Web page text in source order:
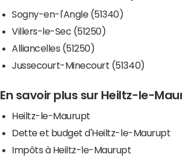
Sogny-en-l'Angle (51340)
Villers-le-Sec (51250)
Alliancelles (51250)
Jussecourt-Minecourt (51340)
En savoir plus sur Heiltz-le-
Heiltz-le-Maurupt
Dette et budget d'Heiltz-le-Maurupt
Impôts à Heiltz-le-Maurupt